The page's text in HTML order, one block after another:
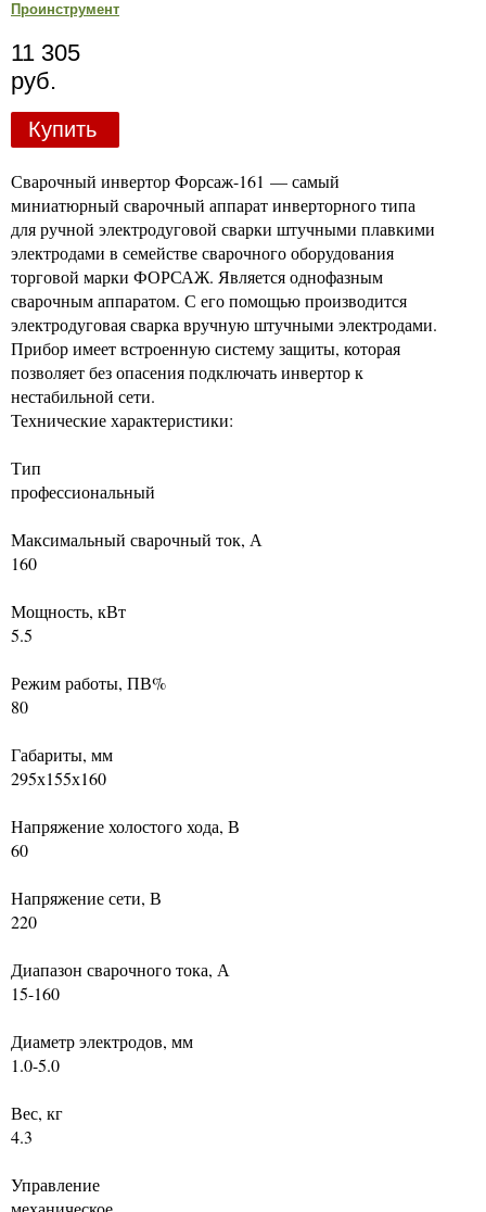
Проинструмент
11 305
руб.
Купить
Сварочный инвертор Форсаж-161 — самый
миниатюрный сварочный аппарат инверторного типа
для ручной электродуговой сварки штучными плавкими
электродами в семействе сварочного оборудования
торговой марки ФОРСАЖ. Является однофазным
сварочным аппаратом. С его помощью производится
электродуговая сварка вручную штучными электродами.
Прибор имеет встроенную систему защиты, которая
позволяет без опасения подключать инвертор к
нестабильной сети.
Технические характеристики:
Тип
профессиональный
Максимальный сварочный ток, А
160
Мощность, кВт
5.5
Режим работы, ПВ%
80
Габариты, мм
295х155х160
Напряжение холостого хода, В
60
Напряжение сети, В
220
Диапазон сварочного тока, А
15-160
Диаметр электродов, мм
1.0-5.0
Вес, кг
4.3
Управление